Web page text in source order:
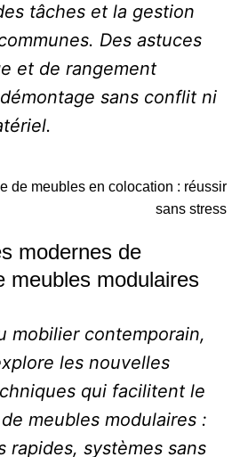
tâches et la gestion
Des astuces
et de rangement
sans conflit ni
de meubles en colocation : réussir
sans stress
modernes de
meubles modulaires
mobilier contemporain,
les nouvelles
qui facilitent le
meubles modulaires :
rapides, systèmes sans